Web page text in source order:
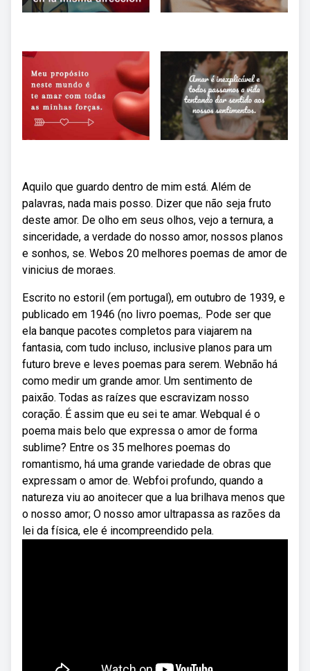
Aquilo que guardo dentro de mim está. Além de
palavras, nada mais posso. Dizer que não seja fruto
deste amor. De olho em seus olhos, vejo a ternura, a
sinceridade, a verdade do nosso amor, nossos planos
e sonhos, se. Webos 20 melhores poemas de amor de
vinicius de moraes.
Escrito no estoril (em portugal), em outubro de 1939, e
publicado em 1946 (no livro poemas,. Pode ser que
ela banque pacotes completos para viajarem na
fantasia, com tudo incluso, inclusive planos para um
futuro breve e leves poemas para serem. Webnão há
como medir um grande amor. Um sentimento de
paixão. Todas as raízes que escravizam nosso
coração. É assim que eu sei te amar. Webqual é o
poema mais belo que expressa o amor de forma
sublime? Entre os 35 melhores poemas do
romantismo, há uma grande variedade de obras que
expressam o amor de. Webfoi profundo, quando a
natureza viu ao anoitecer que a lua brilhava menos que
o nosso amor; O nosso amor ultrapassa as razões da
lei da física, ele é incompreendido pela.